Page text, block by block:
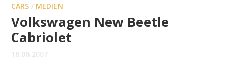
CARS / MEDIEN
Volkswagen New Beetle
Cabriolet
18.06.2007